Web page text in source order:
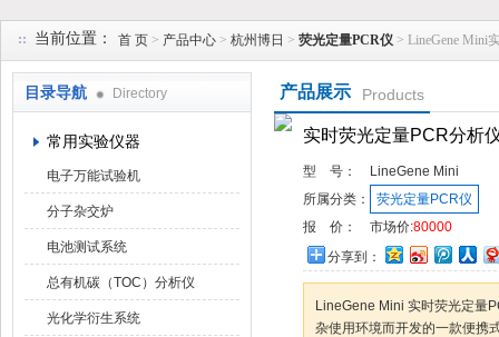
当前位置： 首 页 > 产品中心 > 杭州博日 > 荧光定量PCR仪 > LineGene Mini
目录导航 Directory
常用实验仪器
电子万能试验机
分子杂交炉
电池测试系统
总有机碳（TOC）分析仪
光化学衍生系统
产品展示 Products
实时荧光定量PCR分析
型 号：
LineGene Mini
所属分类：
荧光定量PCR仪
报 价：
市场价:80000
分享到：
LineGene Mini 实时荧光定量
杂使用环境而开发的一款便携